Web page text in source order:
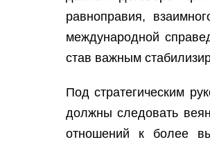
равноправия,
международной
став важным
Под стратегическим
должны следовать
отношений к более